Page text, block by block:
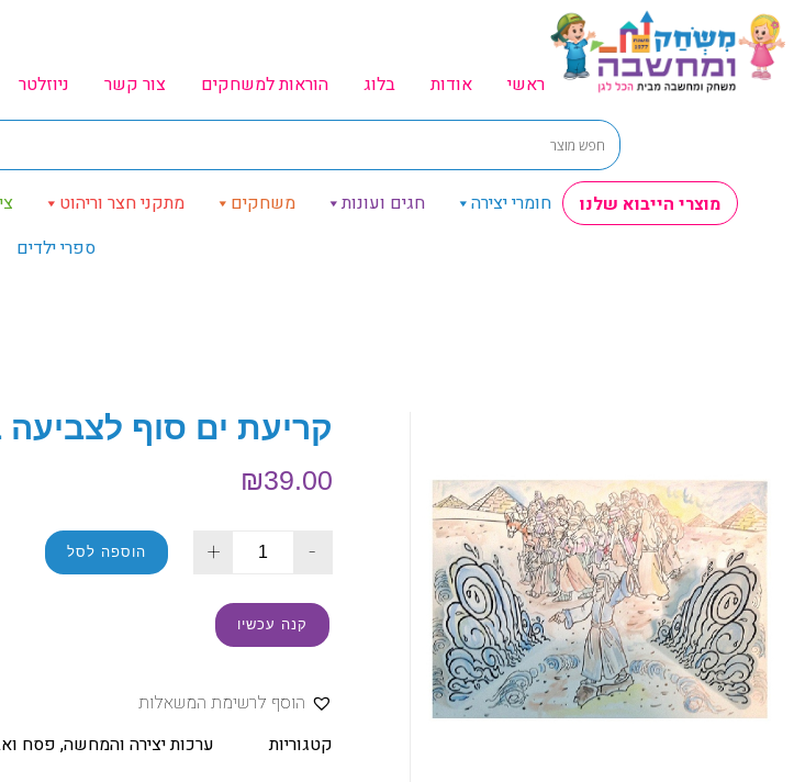
ראשי אודות בלוג הוראות למשחקים צור קשר ניוזלטר
מוצרי הייבוא שלנו חומרי יצירה חגים ועונות משחקים מתקני חצר וריהוט
ספרי ילדים
קריעת ים סוף לצביעה
₪39.00
-
+ הוספה לסל
קנה עכשיו
הוסף לרשימת המשאלות
קטגוריות
ערכות יצירה והמחשה, פסח